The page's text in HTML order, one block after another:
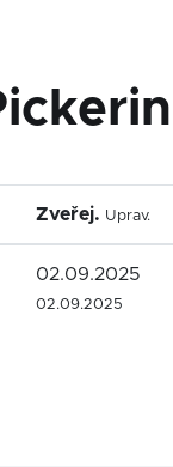
Zveřej. Uprav.
02.09.2025
02.09.2025